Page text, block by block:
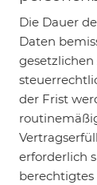
Die Dauer
Daten
der Frist
erforderlich
berechtigtes